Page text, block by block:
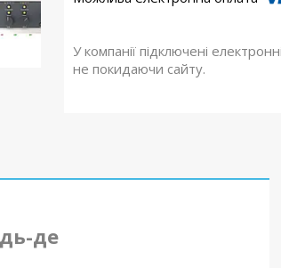
У компанії підключені
не покидаючи сайту.
де